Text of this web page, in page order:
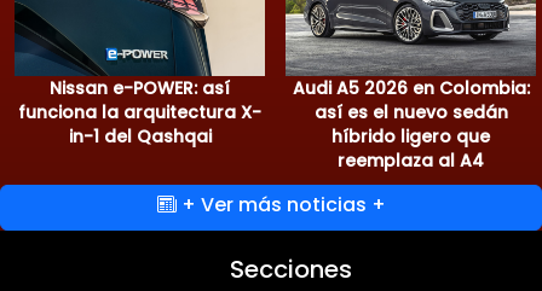
Nissan e-POWER: así
funciona la arquitectura X-
in-1 del Qashqai
Audi A5 2026 en Colombia:
así es el nuevo sedán
híbrido ligero que
reemplaza al A4
+ Ver más noticias +
Secciones